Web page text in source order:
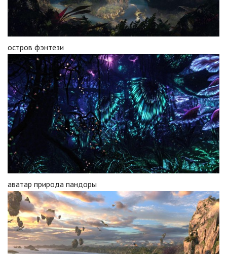
остров фэнтези
аватар природа пандоры